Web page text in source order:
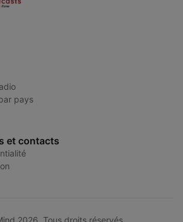
pays
et contacts
2026. Tous droits réservés.